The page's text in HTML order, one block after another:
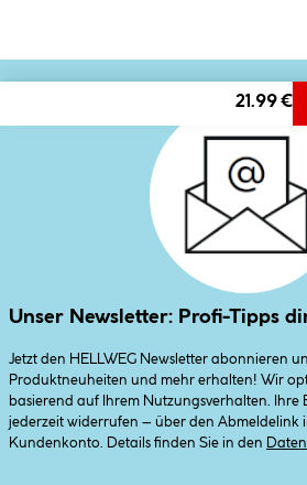
21.99 €
Unser Newsletter: Profi-Tipps
Jetzt den HELLWEG Newsletter abonnieren
Produktneuheiten und mehr erhalten! Wir
basierend auf Ihrem Nutzungsverhalten. Ihre
jederzeit widerrufen – über den Abmeldelink
Kundenkonto. Details finden Sie in den